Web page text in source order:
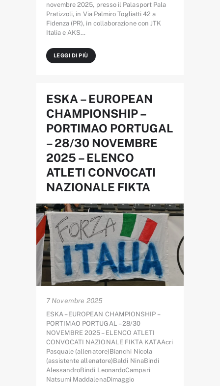
novembre 2025, presso il Palasport Pala
Pratizzoli, in Via Palmiro Togliatti 42 a
Fidenza (PR), in collaborazione con JTK
Italia e AKS…
LEGGI DI PIÙ
ESKA – EUROPEAN
CHAMPIONSHIP –
PORTIMAO PORTUGAL
– 28/30 NOVEMBRE
2025 – ELENCO
ATLETI CONVOCATI
NAZIONALE FIKTA
7 Novembre 2025
ESKA – EUROPEAN CHAMPIONSHIP –
PORTIMAO PORTUGAL – 28/30
NOVEMBRE 2025 – ELENCO ATLETI
CONVOCATI NAZIONALE FIKTA KATAAcri
Pasquale (allenatore)Bianchi Nicola
(assistente allenatore)Baldi NinaBindi
AlessandroBindi LeonardoCampari
Natsumi MaddalenaDimaggio